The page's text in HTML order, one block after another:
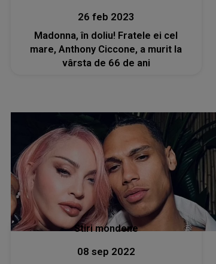
26 feb 2023
Madonna, în doliu! Fratele ei cel
mare, Anthony Ciccone, a murit la
vârsta de 66 de ani
Stiri mondene
08 sep 2022